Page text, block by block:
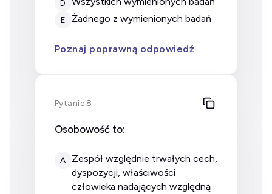
D
E żadnego z wymienionych badań
Poznaj poprawną odpowiedź
Pytanie 8
Osobowość to:
A
Zespół względnie trwałych cech,
dyspozycji, właściwości
człowieka nadających względną